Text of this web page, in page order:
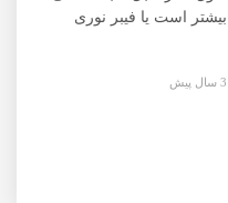
بیشتر است یا فیبر نوری
3 سال پیش